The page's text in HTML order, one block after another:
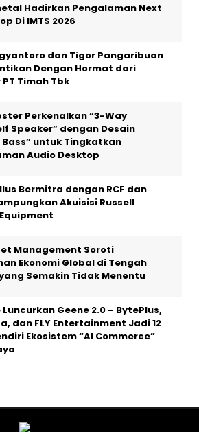
Hadirkan Pengalaman Next
Di IMTS 2026
dan Tigor Pangaribuan
Dengan Hormat dari
Timah Tbk
Perkenalkan “3-Way
Speaker” dengan Desain
Bass” untuk Tingkatkan
Audio Desktop
Bermitra dengan RCF dan
Akuisisi Russell
Management Soroti
Ekonomi Global di Tengah
Semakin Tidak Menentu
Geene 2.0 – BytePlus,
dan FLY Entertainment Jadi 12
Ekosistem “AI Commerce”